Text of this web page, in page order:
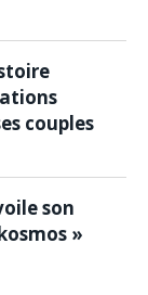
couples
son
»